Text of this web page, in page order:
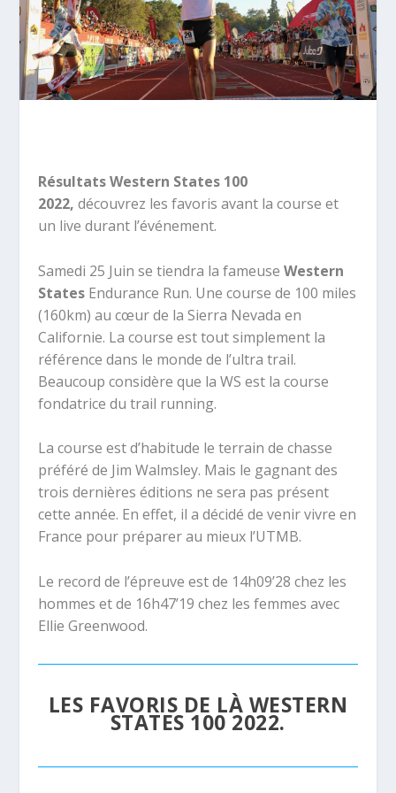
Résultats Western States 100
2022, découvrez les favoris avant la course et
un live durant l’événement.
Samedi 25 Juin se tiendra la fameuse Western
States Endurance Run. Une course de 100 miles
(160km) au cœur de la Sierra Nevada en
Californie. La course est tout simplement la
référence dans le monde de l’ultra trail.
Beaucoup considère que la WS est la course
fondatrice du trail running.
La course est d’habitude le terrain de chasse
préféré de Jim Walmsley. Mais le gagnant des
trois dernières éditions ne sera pas présent
cette année. En effet, il a décidé de venir vivre en
France pour préparer au mieux l’UTMB.
Le record de l’épreuve est de 14h09’28 chez les
hommes et de 16h47’19 chez les femmes avec
Ellie Greenwood.
LES FAVORIS DE LÀ WESTERN
STATES 100 2022.